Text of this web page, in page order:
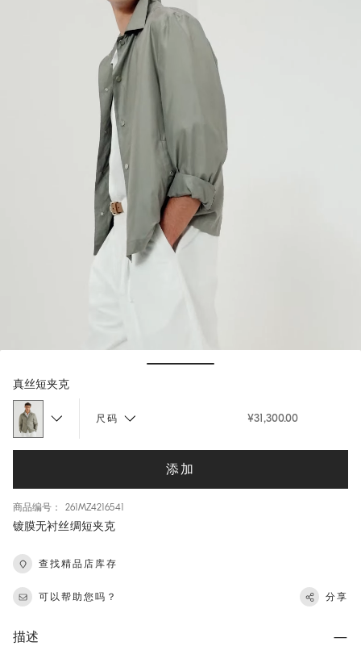
真丝短夹克
尺码 ¥31,300.00
添加
商品编号： 261MZ4216541
镀膜无衬丝绸短夹克
查找精品店库存
可以帮助您吗？ 分享
描述